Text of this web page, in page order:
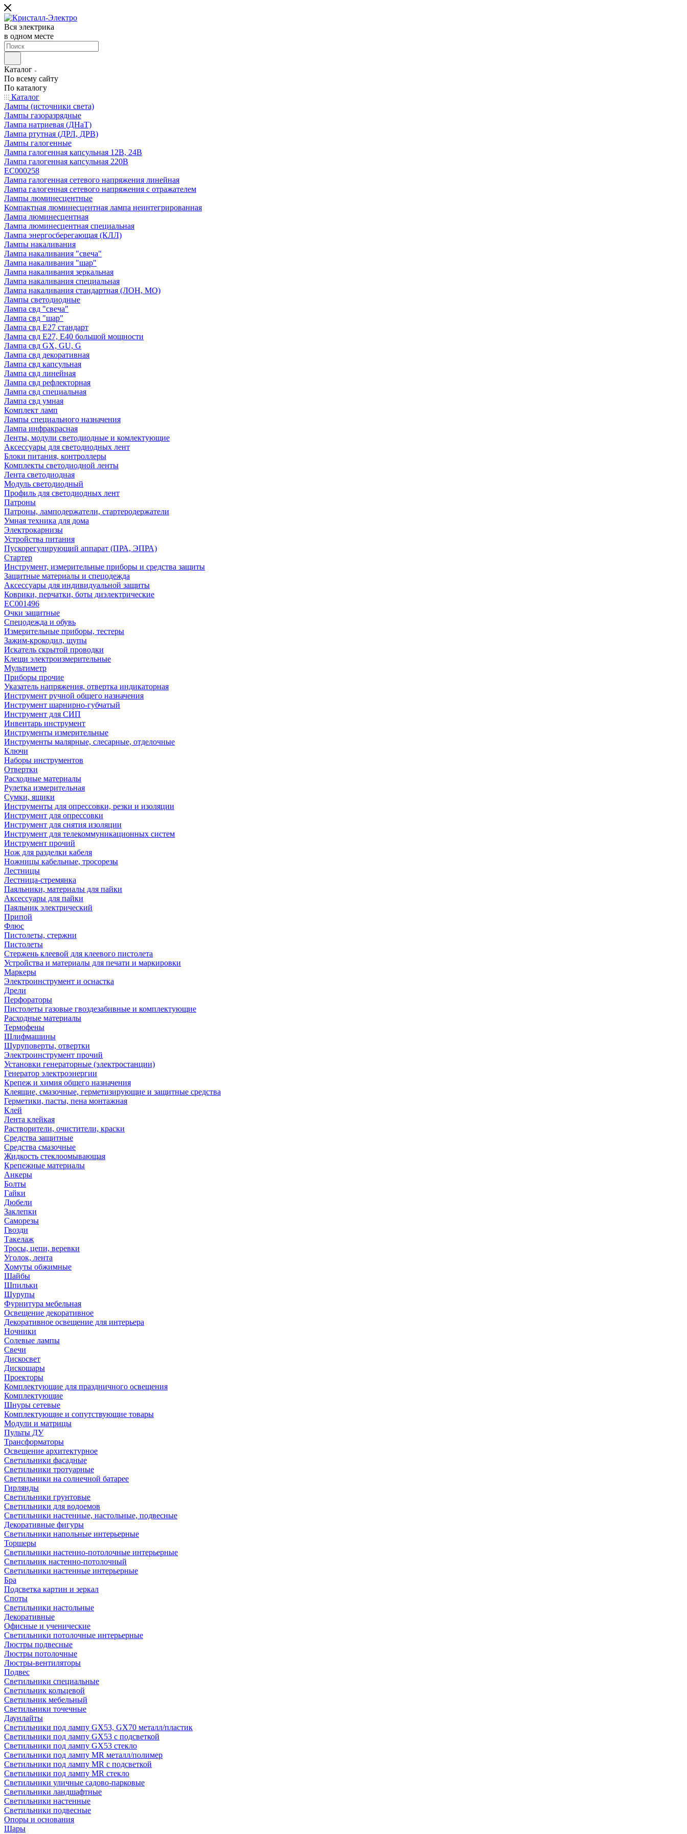
Вся электрика
в одном месте
Каталог
По всему сайту
По каталогу
Каталог
Лампы (источники света)
Лампы газоразрядные
Лампа натриевая (ДНаТ)
Лампа ртутная (ДРЛ, ДРВ)
Лампы галогенные
Лампа галогенная капсульная 12В, 24В
Лампа галогенная капсульная 220В
EC000258
Лампа галогенная сетевого напряжения линейная
Лампа галогенная сетевого напряжения с отражателем
Лампы люминесцентные
Компактная люминесцентная лампа неинтегрированная
Лампа люминесцентная
Лампа люминесцентная специальная
Лампа энергосберегающая (КЛЛ)
Лампы накаливания
Лампа накаливания "свеча"
Лампа накаливания "шар"
Лампа накаливания зеркальная
Лампа накаливания специальная
Лампа накаливания стандартная (ЛОН, МО)
Лампы светодиодные
Лампа свд "свеча"
Лампа свд "шар"
Лампа свд E27 стандарт
Лампа свд E27, Е40 большой мощности
Лампа свд GX, GU, G
Лампа свд декоративная
Лампа свд капсульная
Лампа свд линейная
Лампа свд рефлекторная
Лампа свд специальная
Лампа свд умная
Комплект ламп
Лампы специального назначения
Лампа инфракрасная
Ленты, модули светодиодные и комлектующие
Аксессуары для светодиодных лент
Блоки питания, контроллеры
Комплекты светодиодной ленты
Лента светодиодная
Модуль светодиодный
Профиль для светодиодных лент
Патроны
Патроны, ламподержатели, стартеродержатели
Умная техника для дома
Электрокарнизы
Устройства питания
Пускорегулирующий аппарат (ПРА, ЭПРА)
Стартер
Инструмент, измерительные приборы и средства защиты
Защитные материалы и спецодежда
Аксессуары для индивидуальной защиты
Коврики, перчатки, боты диэлектрические
EC001496
Очки защитные
Спецодежда и обувь
Измерительные приборы, тестеры
Зажим-крокодил, щупы
Искатель скрытой проводки
Клещи электроизмерительные
Мультиметр
Приборы прочие
Указатель напряжения, отвертка индикаторная
Инструмент ручной общего назначения
Инструмент шарнирно-губчатый
Инструмент для СИП
Инвентарь инструмент
Инструменты измерительные
Инструменты малярные, слесарные, отделочные
Ключи
Наборы инструментов
Отвертки
Расходные материалы
Рулетка измерительная
Сумки, ящики
Инструменты для опрессовки, резки и изоляции
Инструмент для опрессовки
Инструмент для снятия изоляции
Инструмент для телекоммуникационных систем
Инструмент прочий
Нож для разделки кабеля
Ножницы кабельные, тросорезы
Лестницы
Лестница-стремянка
Паяльники, материалы для пайки
Аксессуары для пайки
Паяльник электрический
Припой
Флюс
Пистолеты, стержни
Пистолеты
Стержень клеевой для клеевого пистолета
Устройства и материалы для печати и маркировки
Маркеры
Электроинструмент и оснастка
Дрели
Перфораторы
Пистолеты газовые гвоздезабивные и комплектующие
Расходные материалы
Термофены
Шлифмашины
Шуруповерты, отвертки
Электроинструмент прочий
Установки генераторные (электростанции)
Генератор электроэнергии
Крепеж и химия общего назначения
Клеящие, смазочные, герметизирующие и защитные средства
Герметики, пасты, пена монтажная
Клей
Лента клейкая
Растворители, очистители, краски
Средства защитные
Средства смазочные
Жидкость стеклоомывающая
Крепежные материалы
Анкеры
Болты
Гайки
Дюбели
Заклепки
Саморезы
Гвозди
Такелаж
Тросы, цепи, веревки
Уголок, лента
Хомуты обжимные
Шайбы
Шпильки
Шурупы
Фурнитура мебельная
Освещение декоративное
Декоративное освещение для интерьера
Ночники
Солевые лампы
Свечи
Дискосвет
Дискошары
Проекторы
Комплектующие для праздничного освещения
Комплектующие
Шнуры сетевые
Комплектующие и сопутствующие товары
Модули и матрицы
Пульты ДУ
Трансформаторы
Освещение архитектурное
Светильники фасадные
Светильники тротуарные
Светильники на солнечной батарее
Гирлянды
Светильники грунтовые
Светильники для водоемов
Светильники настенные, настольные, подвесные
Декоративные фигуры
Светильники напольные интерьерные
Торшеры
Светильники настенно-потолочные интерьерные
Светильник настенно-потолочный
Светильники настенные интерьерные
Бра
Подсветка картин и зеркал
Споты
Светильники настольные
Декоративные
Офисные и ученические
Светильники потолочные интерьерные
Люстры подвесные
Люстры потолочные
Люстры-вентиляторы
Подвес
Светильники специальные
Светильник кольцевой
Светильник мебельный
Светильники точечные
Даунлайты
Светильники под лампу GX53, GX70 металл/пластик
Светильники под лампу GX53 с подсветкой
Светильники под лампу GX53 стекло
Светильники под лампу MR металл/полимер
Светильники под лампу MR с подсветкой
Светильники под лампу MR стекло
Светильники уличные садово-парковые
Светильники ландшафтные
Светильники настенные
Светильники подвесные
Опоры и основания
Шары